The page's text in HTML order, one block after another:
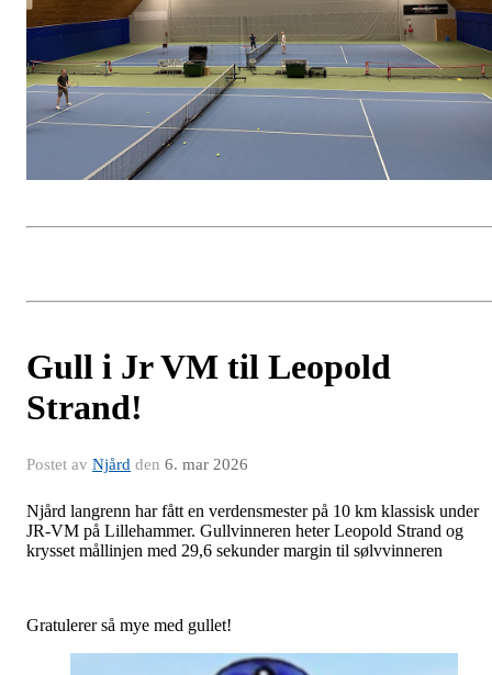
Gull i Jr VM til Leopold
Strand!
Postet av Njård den 6. mar 2026
Njård langrenn har fått en verdensmester på 10 km klassisk under
JR-VM på Lillehammer. Gullvinneren heter Leopold Strand og
krysset mållinjen med 29,6 sekunder margin til sølvvinneren
Gratulerer så mye med gullet!